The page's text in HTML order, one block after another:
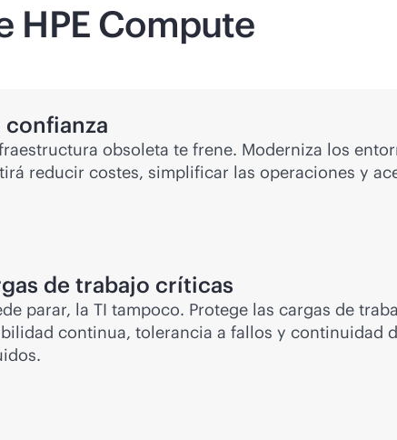
HPE Compute
obsoleta te frene. Moderniza los
reducir costes, simplificar las operaciones y
de trabajo críticas
parar, la TI tampoco. Protege las cargas de
continua, tolerancia a fallos y continuidad